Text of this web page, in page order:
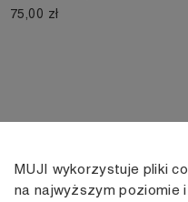
75,00 zł
KONTAKT
MUJI wykorzystuje pliki
na najwyższym poziomie